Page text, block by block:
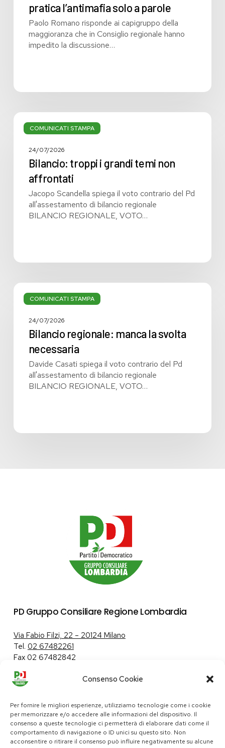
Consenso Cookie
Per fornire le migliori esperienze, utilizziamo tecnologie come i cookie
per memorizzare e/o accedere alle informazioni del dispositivo. Il
consenso a queste tecnologie ci permetterà di elaborare dati come il
comportamento di navigazione o ID unici su questo sito. Non
acconsentire o ritirare il consenso può influire negativamente su alcune
pratica l’antimafia solo a parole
Paolo Romano risponde ai capigruppo della
maggioranza che in Consiglio regionale hanno
impedito la discussione…
COMUNICATI STAMPA
Bilancio:
troppi
grandi
affrontati
24/07/2026
Bilancio: troppi i grandi temi non
affrontati
Jacopo Scandella spiega il voto contrario del Pd
all'assestamento di bilancio regionale
BILANCIO REGIONALE, VOTO…
COMUNICATI STAMPA
Bilancio
regionale:
svolta
24/07/2026
Bilancio regionale: manca la svolta
necessaria
Davide Casati spiega il voto contrario del Pd
all'assestamento di bilancio regionale
BILANCIO REGIONALE, VOTO…
PD Gruppo Consiliare Regione Lombardia
Via Fabio Filzi, 22 – 20124 Milano
Tel. 02 67482261
Fax 02 67482842
Tutela dei dati personali|Politica sui cookie
pd@consiglio.regione.lombardia.it